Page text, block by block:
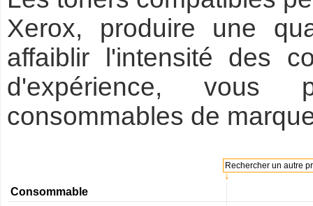
Xerox, produire une
affaiblir l'intensité des
d'expérience,
consommables de
↓
Rechercher un autre
Consommable